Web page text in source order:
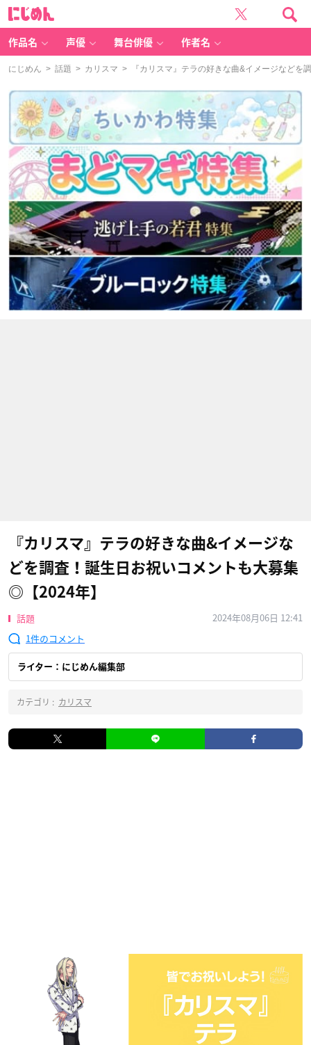
作品名 声優 舞台俳優 作者名
にじめん > 話題 > カリスマ > 『カリスマ』テラの好きな曲&イメージなどを
『カリスマ』テラの好きな曲&イメージな
どを調査！誕生日お祝いコメントも大募集
◎【2024年】
話題
2024年08月06日 12:41
1
ライター：にじめん編集部
カテゴリ : カリスマ